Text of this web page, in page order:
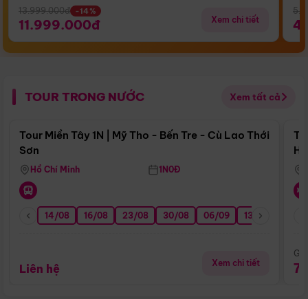
13.999.000đ -14%
11.999.000đ Xem chi tiết
TOUR TRONG NƯỚC Xem tất cả
Điểm nổi bật
Tour Miền Tây 1N | Mỹ Tho - Bến Tre - Cù Lao Thới
Sơn
Hồ Chí Minh 1N0Đ
14/08 16/08 23/08 30/08 06/09 13/09
Liên hệ Xem chi tiết